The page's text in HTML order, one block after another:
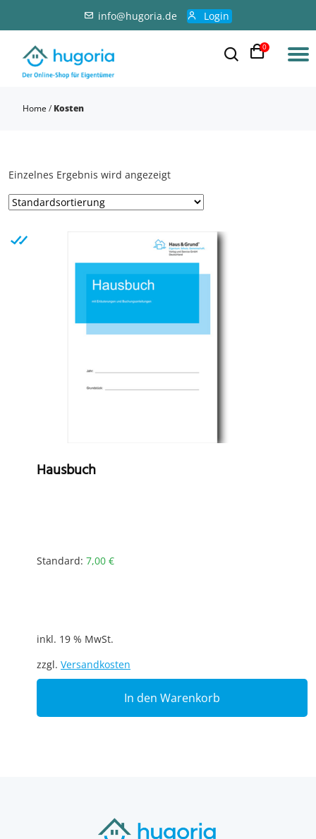
info@hugoria.de Login
0
Home / Kosten
Einzelnes Ergebnis wird angezeigt
Hausbuch
Standard: 7,00 €
inkl. 19 % MwSt.
zzgl. Versandkosten
In den Warenkorb